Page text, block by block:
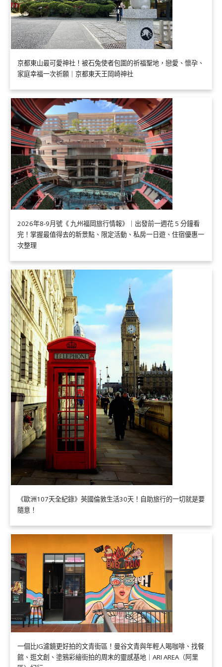
京都東山最可愛神社！被石兔使者包圍的祈福聖地，戀愛、懷孕、
家庭幸福一次祈願｜京都東天王岡崎神社
2026年8-9月號《 九州福岡旅行情報》｜出發前一週花 5 分鐘看
完！掌握最值得去的新景點、限定活動、私房一日遊、住宿優惠一
次整理
《歐洲107天全紀錄》英國倫敦生活30天！自助旅行的一切就是要
隨意！
一個比IG濾鏡更好拍的文青街區！曼谷文青與年輕人喝咖啡、找餐
館、逛文創、塗鴉彩繪街拍的周末的靈感基地｜ARI AREA（阿里